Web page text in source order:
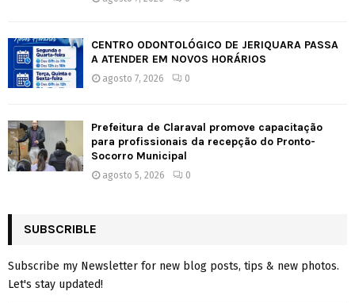
CENTRO ODONTOLÓGICO DE JERIQUARA PASSA
A ATENDER EM NOVOS HORÁRIOS
agosto 7, 2026 0
Prefeitura de Claraval promove capacitação
para profissionais da recepção do Pronto-
Socorro Municipal
agosto 5, 2026 0
SUBSCRIBLE
Subscribe my Newsletter for new blog posts, tips & new photos.
Let's stay updated!